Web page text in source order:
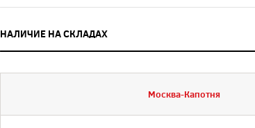
НАЛИЧИЕ НА СКЛАДАХ
Москва-Капотня